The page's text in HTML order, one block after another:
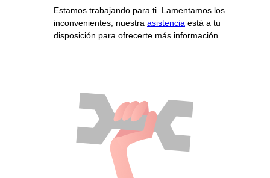
Estamos trabajando para ti. Lamentamos los
inconvenientes, nuestra asistencia está a tu
disposición para ofrecerte más información